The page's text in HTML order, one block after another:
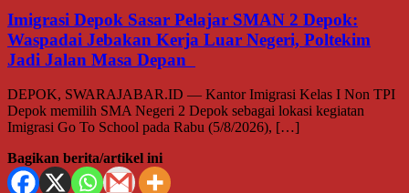
Imigrasi Depok Sasar Pelajar SMAN 2 Depok:
Waspadai Jebakan Kerja Luar Negeri, Poltekim
Jadi Jalan Masa Depan
DEPOK, SWARAJABAR.ID — Kantor Imigrasi Kelas I Non TPI
Depok memilih SMA Negeri 2 Depok sebagai lokasi kegiatan
Imigrasi Go To School pada Rabu (5/8/2026), […]
Bagikan berita/artikel ini